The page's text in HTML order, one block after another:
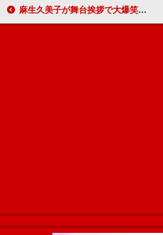
麻生久美子が舞台挨拶で大爆笑！最強の脇役・安田顕の初主演映画完成